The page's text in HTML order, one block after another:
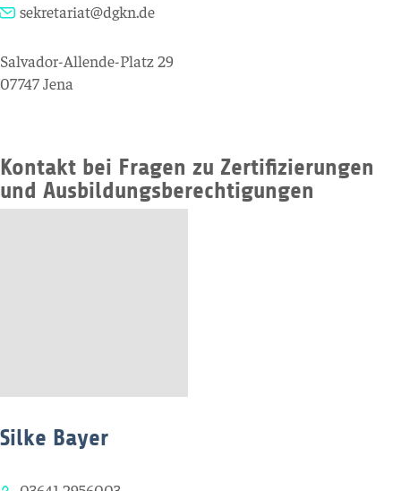
sekretariat@dgkn.de
Salvador-Allende-Platz 29
07747 Jena
Kontakt bei Fragen zu Zertifizierungen
und Ausbildungsberechtigungen
Silke Bayer